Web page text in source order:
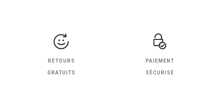
RETOURS
GRATUITS
PAIEMENT
SÉCURISÉ